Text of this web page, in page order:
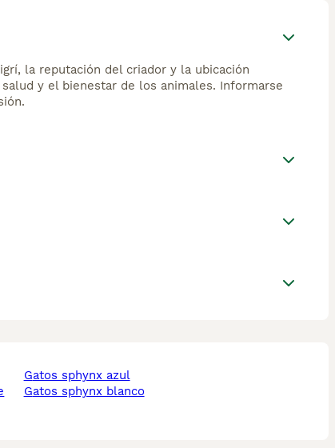
la reputación del criador y la ubicación
y el bienestar de los animales. Informarse
gatos sphynx azul
gatos sphynx blanco